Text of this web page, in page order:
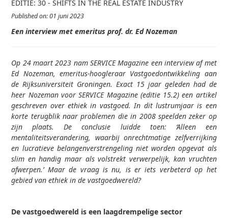
EDITIE: 30 - SHIFTS IN THE REAL ESTATE INDUSTRY
Published on: 01 juni 2023
Eeninterviewmetemeritus prof. dr.EdNozeman
Op 24 maart 2023 nam SERVICE Magazine een interview af met
Ed Nozeman, emeritus-hoogleraar Vastgoedontwikkeling aan
de Rijksuniversiteit Groningen. Exact 15 jaar geleden had de
heer Nozeman voor SERVICE Magazine (editie 15.2) een artikel
geschreven over ethiek in vastgoed. In dit lustrumjaar is een
korte terugblik naar problemen die in 2008 speelden zeker op
zijn plaats. De conclusie luidde toen: ‘Alleen een
mentaliteitsverandering, waarbij onrechtmatige zelfverrijking
en lucratieve belangenverstrengeling niet worden opgevat als
slim en handig maar als volstrekt verwerpelijk, kan vruchten
afwerpen.’ Maar de vraag is nu, is er iets verbeterd op het
gebied van ethiek in de vastgoedwereld?
De vastgoedwereld is een laagdrempelige sector